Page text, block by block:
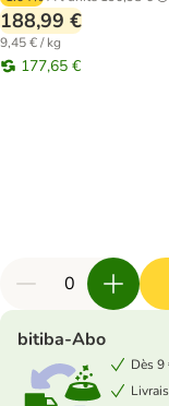
188,99 €
9,45 € / kg
177,65 €
bitiba-Abo
Dès 9